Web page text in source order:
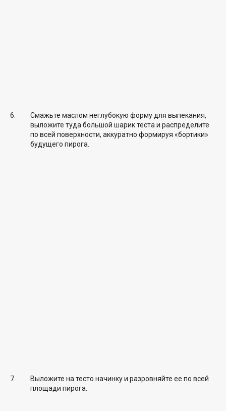
Смажьте маслом неглубокую форму для выпекания,
выложите туда большой шарик теста и распределите
по всей поверхности, аккуратно формируя «бортики»
будущего пирога.
Выложите на тесто начинку и разровняйте ее по всей
площади пирога.